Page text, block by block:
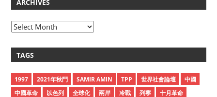
ARCHIVES
A
h
v
TAGS
1997 2021年秋鬥 SAMIR AMIN TPP 世界社會論壇
中國
中國革命
以色列 全球化 兩岸 冷戰 列寧
十月革命